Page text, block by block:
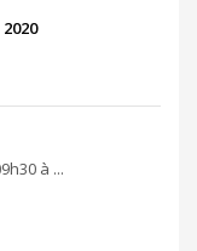
à ...